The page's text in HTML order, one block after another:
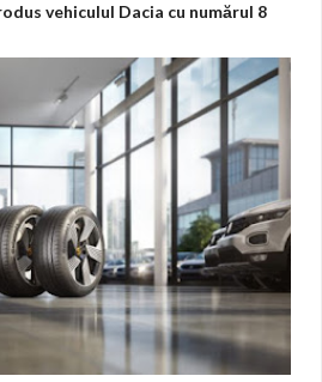
vehiculul Dacia cu numărul 8